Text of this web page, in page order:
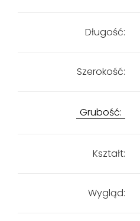
Długość:
Szerokość:
Grubość:
Kształt:
Wygląd: